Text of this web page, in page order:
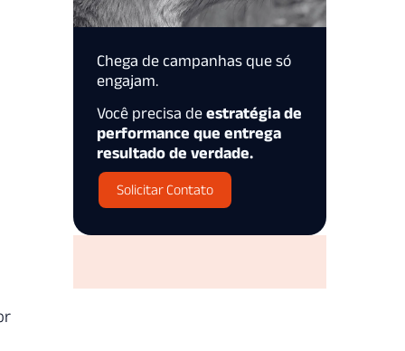
Chega de campanhas que só
engajam.
Você precisa de estratégia de
performance que entrega
resultado de verdade.
Solicitar Contato